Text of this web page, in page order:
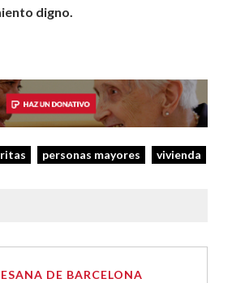
digno.
personas mayores vivienda
DE BARCELONA